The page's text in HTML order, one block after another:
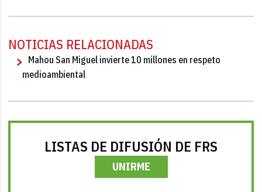
NOTICIAS RELACIONADAS
Mahou San Miguel invierte 10 millones en respeto
medioambiental
LISTAS DE DIFUSIÓN DE FRS
UNIRME